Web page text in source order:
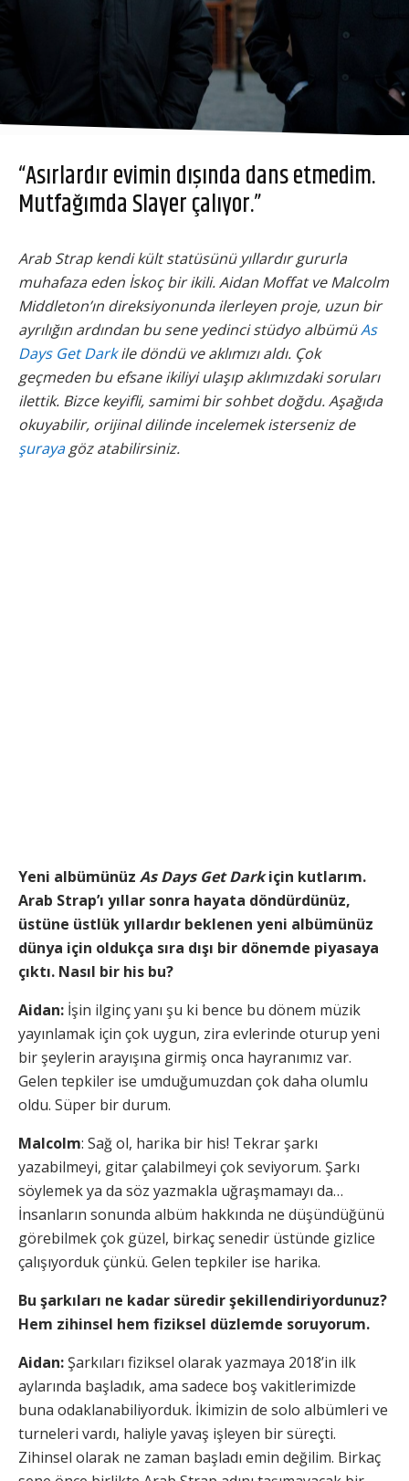
“Asırlardır evimin dışında dans etmedim.
Mutfağımda Slayer çalıyor.”
Arab Strap kendi kült statüsünü yıllardır gururla
muhafaza eden İskoç bir ikili. Aidan Moffat ve Malcolm
Middleton’ın direksiyonunda ilerleyen proje, uzun bir
ayrılığın ardından bu sene yedinci stüdyo albümüAs
Days Get Darkile döndü ve aklımızı aldı. Çok
geçmeden bu efsane ikiliyi ulaşıp aklımızdaki soruları
ilettik. Bizce keyifli, samimi bir sohbet doğdu. Aşağıda
okuyabilir, orijinal dilinde incelemek isterseniz de
şurayagöz atabilirsiniz.
Yeni albümünüz As Days Get Darkiçin kutlarım.
Arab Strap’ı yıllar sonra hayata döndürdünüz,
üstüne üstlük yıllardır beklenen yeni albümünüz
dünya için oldukça sıra dışı bir dönemde piyasaya
çıktı. Nasıl bir his bu?
Aidan: İşin ilginç yanı şu ki bence bu dönem müzik
yayınlamak için çok uygun, zira evlerinde oturup yeni
bir şeylerin arayışına girmiş onca hayranımız var.
Gelen tepkiler ise umduğumuzdan çok daha olumlu
oldu. Süper bir durum.
Malcolm: Sağ ol, harika bir his! Tekrar şarkı
yazabilmeyi, gitar çalabilmeyi çok seviyorum. Şarkı
söylemek ya da söz yazmakla uğraşmamayı da…
İnsanların sonunda albüm hakkında ne düşündüğünü
görebilmek çok güzel, birkaç senedir üstünde gizlice
çalışıyorduk çünkü. Gelen tepkiler ise harika.
Bu şarkıları ne kadar süredir şekillendiriyordunuz?
Hem zihinsel hem fiziksel düzlemde soruyorum.
Aidan: Şarkıları fiziksel olarak yazmaya 2018’in ilk
aylarında başladık, ama sadece boş vakitlerimizde
buna odaklanabiliyorduk. İkimizin de solo albümleri ve
turneleri vardı, haliyle yavaş işleyen bir süreçti.
Zihinsel olarak ne zaman başladı emin değilim. Birkaç